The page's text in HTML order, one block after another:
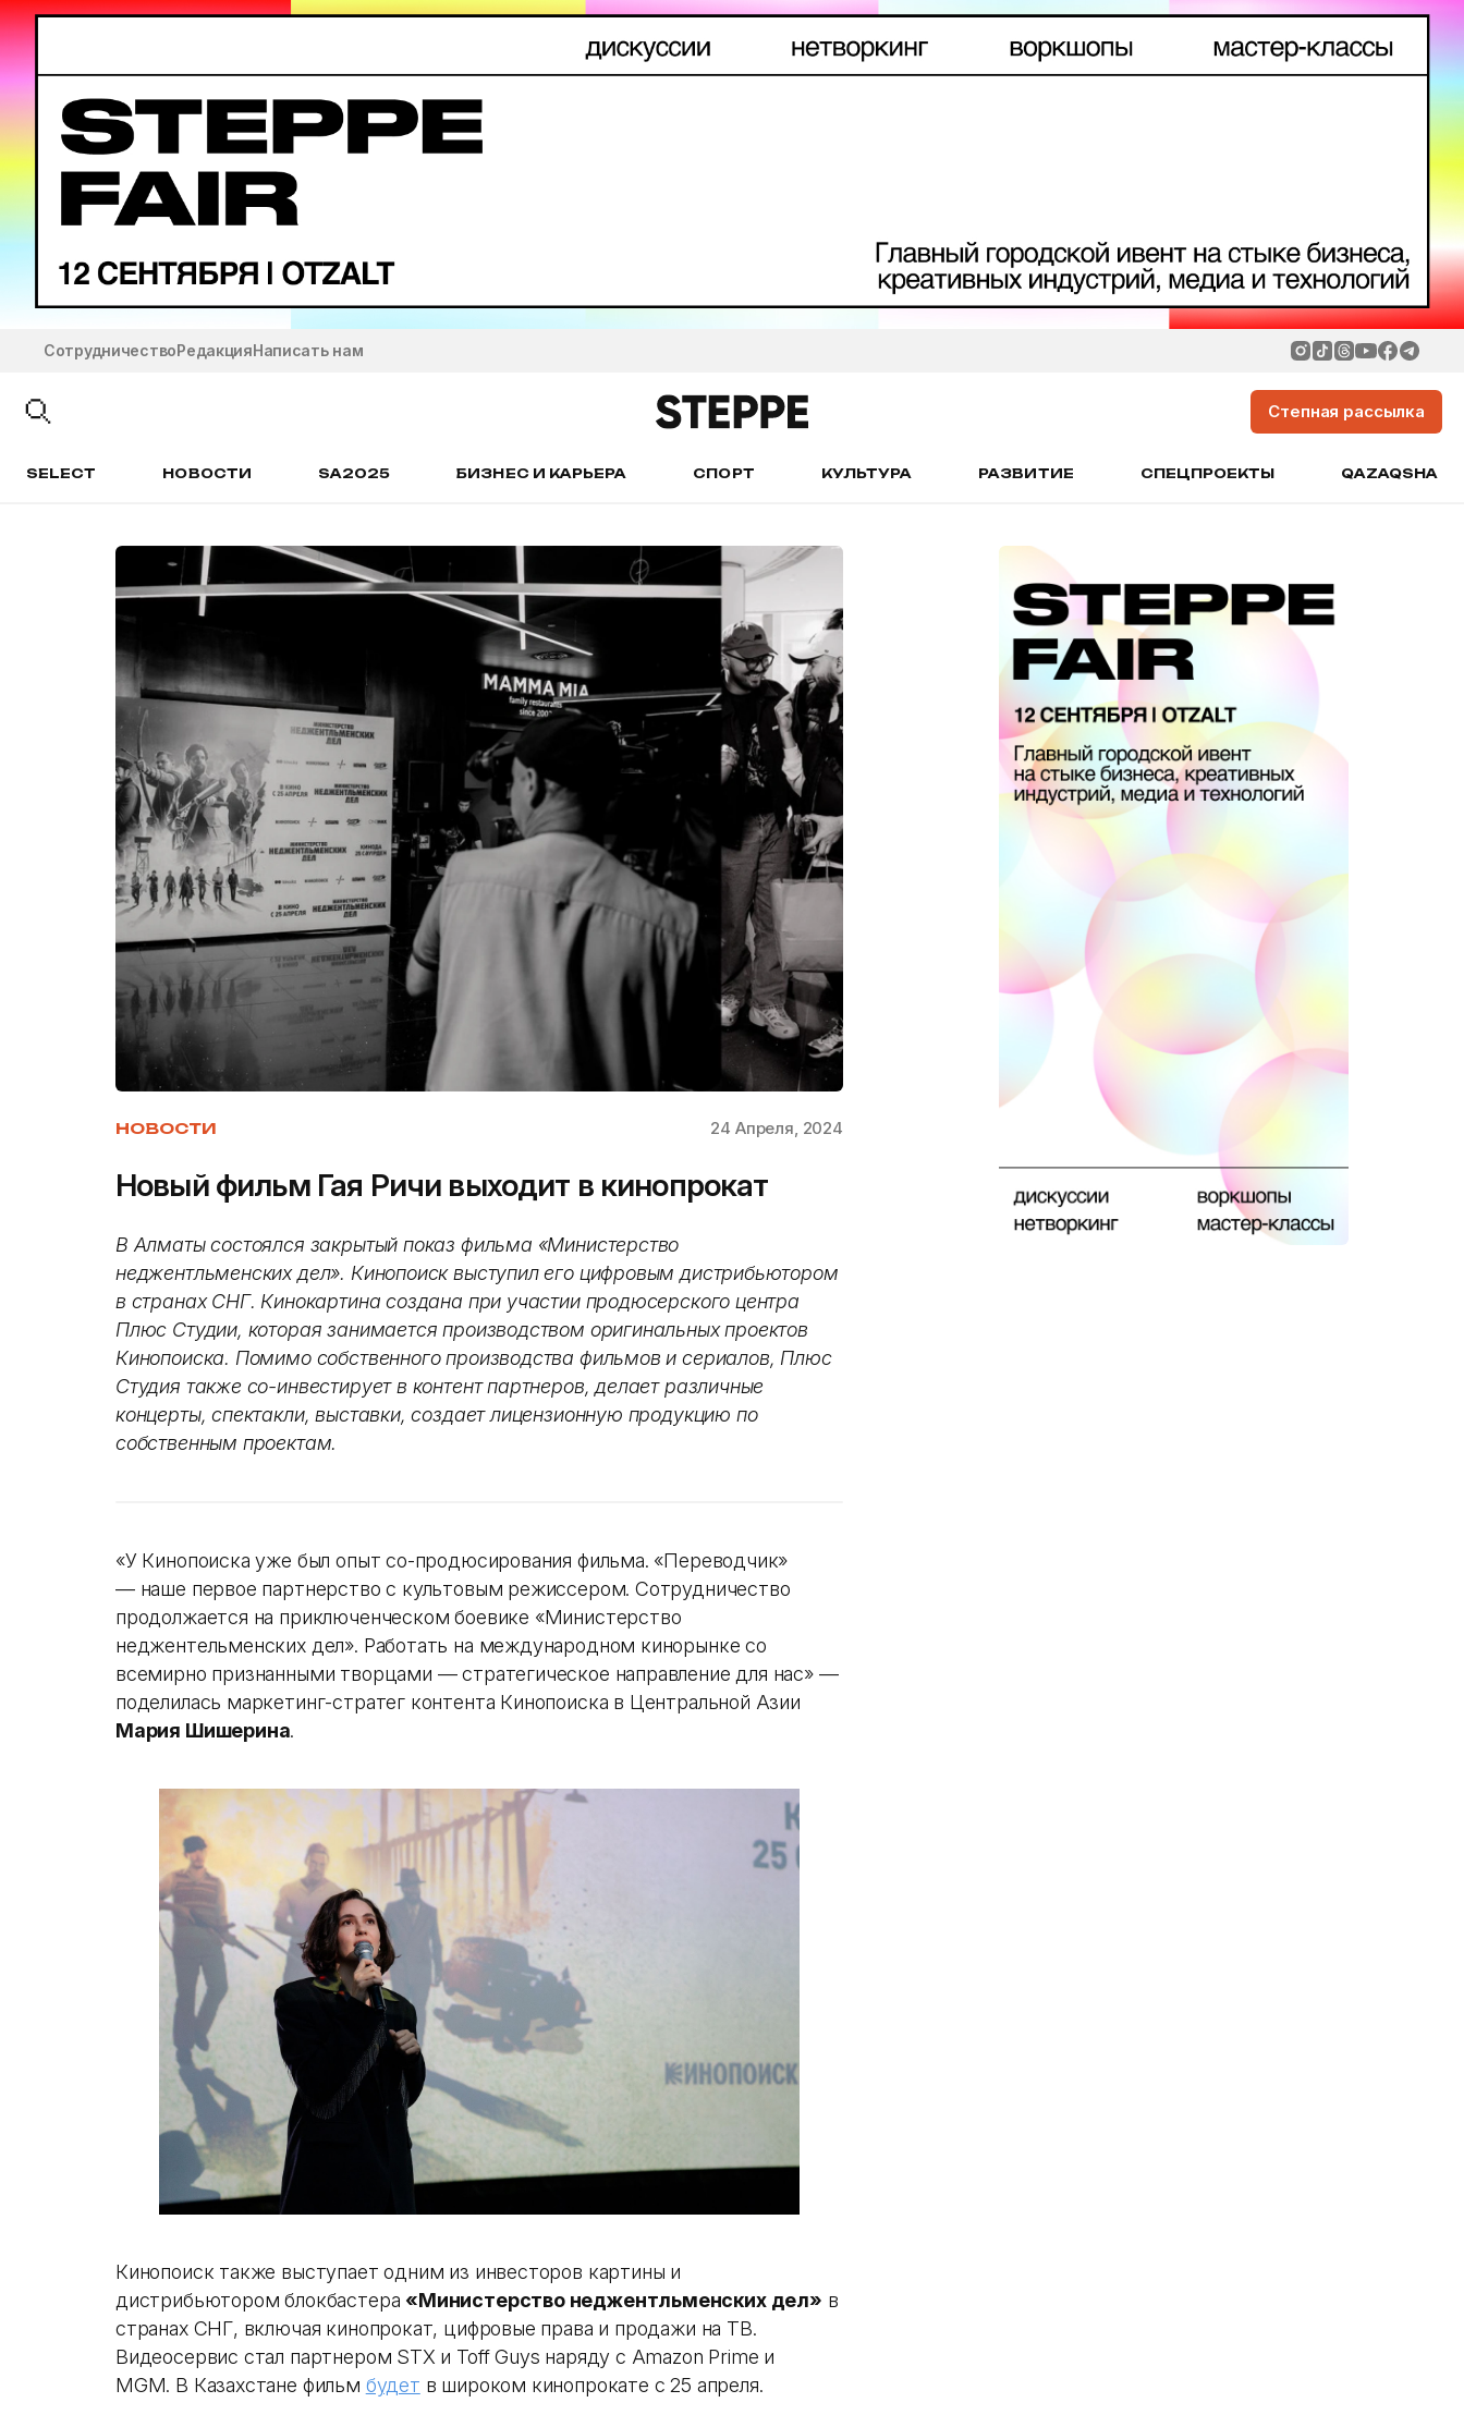
СотрудничествоРедакцияНаписать нам
Степная рассылка
SELECT НОВОСТИ SA2025 БИЗНЕС И КАРЬЕРА СПОРТ КУЛЬТУРА РАЗВИТИЕ СПЕЦПРОЕКТЫ QAZAQSHA
НОВОСТИ 24 Апреля, 2024
Новый фильм Гая Ричи выходит в кинопрокат
В Алматы состоялся закрытый показ фильма «Министерство
неджентльменских дел». Кинопоиск выступил его цифровым дистрибьютором
в странах СНГ. Кинокартина создана при участии продюсерского центра
Плюс Студии, которая занимается производством оригинальных проектов
Кинопоиска. Помимо собственного производства фильмов и сериалов, Плюс
Студия также со-инвестирует в контент партнеров, делает различные
концерты, спектакли, выставки, создает лицензионную продукцию по
собственным проектам.
«У Кинопоиска уже был опыт со-продюсирования фильма. «Переводчик»
— наше первое партнерство с культовым режиссером. Сотрудничество
продолжается на приключенческом боевике «Министерство
неджентельменских дел». Работать на международном кинорынке со
всемирно признанными творцами — стратегическое направление для нас» —
поделилась маркетинг-стратег контента Кинопоиска в Центральной Азии
Мария Шишерина.
Кинопоиск также выступает одним из инвесторов картины и
дистрибьютором блокбастера «Министерство неджентльменских дел» в
странах СНГ, включая кинопрокат, цифровые права и продажи на ТВ.
Видеосервис стал партнером STX и Toff Guys наряду с Amazon Prime и
MGM. В Казахстане фильм будет в широком кинопрокате с 25 апреля.